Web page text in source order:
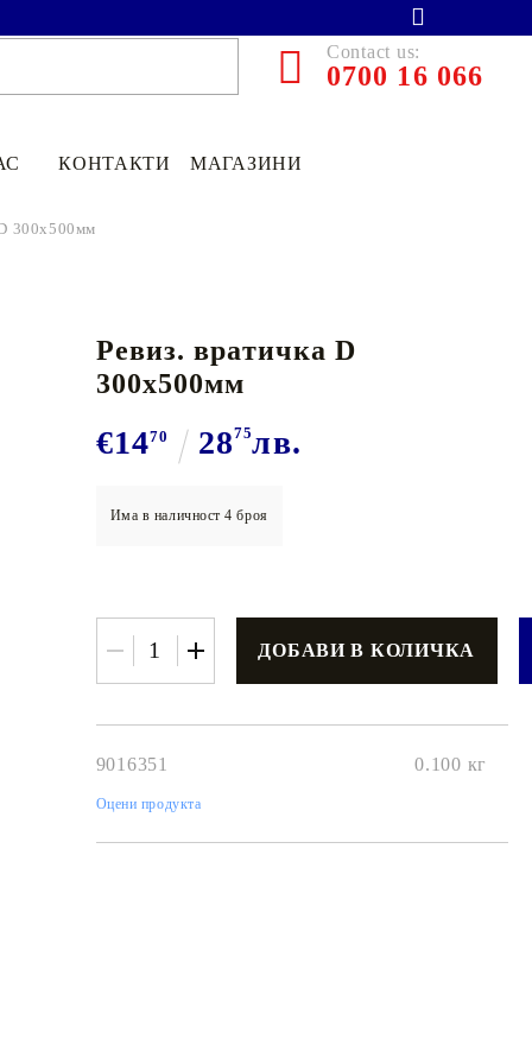
Contact us:
0700 16 066
€1112 2175лв.
€2
КОНТАКТИ МАГАЗИНИ
300x500мм
Ревиз. вратичка D
300x500мм
€1470 2875лв.
Има в наличност4 броя
9016351 0.100 кг
Оцени продукта